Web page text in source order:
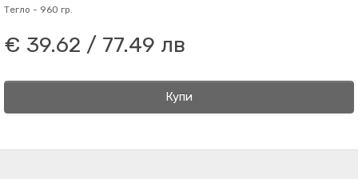
Тегло - 960 гр.
€ 39.62 / 77.49 лв
Купи